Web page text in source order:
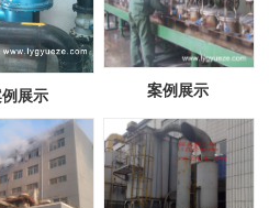
展示 案例展示